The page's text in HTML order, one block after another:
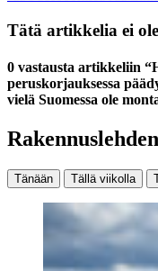
Tätä artikkelia ei
0 vastausta artikkeliin
peruskorjauksessa
vielä Suomessa ole
Tänään Tällä viikolla